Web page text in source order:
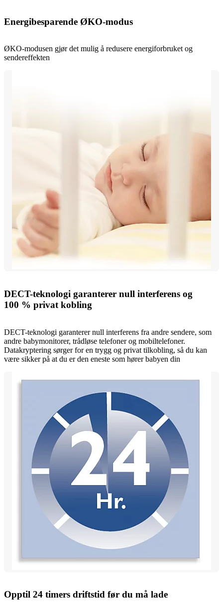
Energibesparende ØKO-modus
ØKO-modusen gjør det mulig å redusere energiforbruket og
sendereffekten
DECT-teknologi garanterer null interferens og
100 % privat kobling
DECT-teknologi garanterer null interferens fra andre sendere, som
andre babymonitorer, trådløse telefoner og mobiltelefoner.
Datakryptering sørger for en trygg og privat tilkobling, så du kan
være sikker på at du er den eneste som hører babyen din
Opptil 24 timers driftstid før du må lade